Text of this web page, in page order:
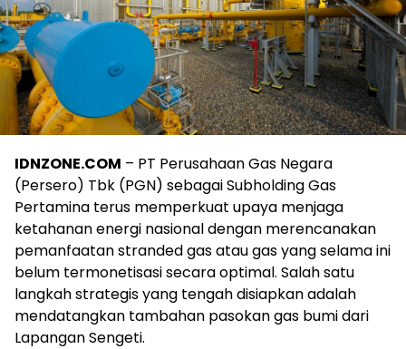
IDNZONE.COM – PT Perusahaan Gas Negara
(Persero) Tbk (PGN) sebagai Subholding Gas
Pertamina terus memperkuat upaya menjaga
ketahanan energi nasional dengan merencanakan
pemanfaatan stranded gas atau gas yang selama ini
belum termonetisasi secara optimal. Salah satu
langkah strategis yang tengah disiapkan adalah
mendatangkan tambahan pasokan gas bumi dari
Lapangan Sengeti.